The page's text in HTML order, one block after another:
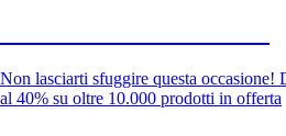
Non lasciarti sfuggire questa occasione!
al 40% su oltre 10.000 prodotti in offerta